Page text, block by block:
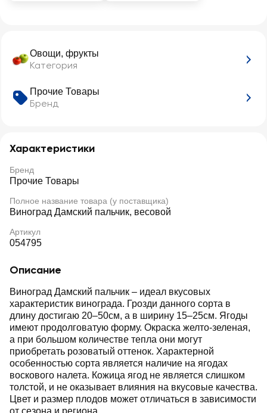
Овощи, фрукты
Категория
Прочие Товары
Бренд
Характеристики
Бренд
Прочие Товары
Полное название товара (у поставщика)
Виноград Дамский пальчик, весовой
Артикул
054795
Описание
Виноград Дамский пальчик – идеал вкусовых
характеристик винограда. Грозди данного сорта в
длину достигаю 20–50см, а в ширину 15–25см. Ягоды
имеют продолговатую форму. Окраска желто-зеленая,
а при большом количестве тепла они могут
приобретать розоватый оттенок. Характерной
особенностью сорта является наличие на ягодах
воскового налета. Кожица ягод не является слишком
толстой, и не оказывает влияния на вкусовые качества.
Цвет и размер плодов может отличаться в зависимости
от сезона и региона.